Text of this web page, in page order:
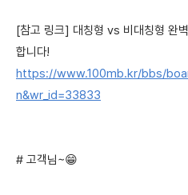
[참고 링크] 대칭형 vs 비대칭형 완
합니다!
https://www.100mb.kr/bbs/
n&wr_id=33833
# 고객님~😁